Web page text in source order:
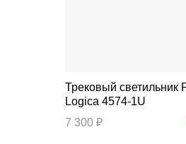
Трековый светильник Favourite
Logica 4574-1U
7 300 ₽